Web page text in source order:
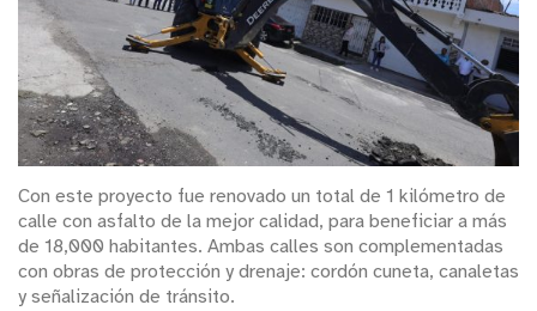
Con este proyecto fue renovado un total de 1 kilómetro de
calle con asfalto de la mejor calidad, para beneficiar a más
de 18,000 habitantes. Ambas calles son complementadas
con obras de protección y drenaje: cordón cuneta, canaletas
y señalización de tránsito.